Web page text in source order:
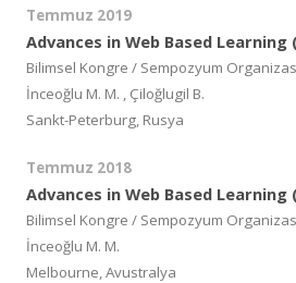
Temmuz 2019
Advances in Web Based Learning
Bilimsel Kongre / Sempozyum
İnceoğlu M. M. , Çiloğlugil B.
Sankt-Peterburg, Rusya
Temmuz 2018
Advances in Web Based Learning
Bilimsel Kongre / Sempozyum
İnceoğlu M. M.
Melbourne, Avustralya